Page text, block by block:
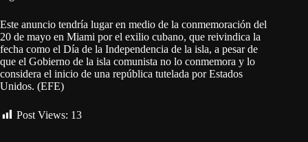
Este anuncio tendría lugar en medio de la conmemoración del
20 de mayo en Miami por el exilio cubano, que reivindica la
fecha como el Día de la Independencia de la isla, a pesar de
que el Gobierno de la isla comunista no lo conmemora y lo
considera el inicio de una república tutelada por Estados
Unidos. (EFE)
Post Views: 13